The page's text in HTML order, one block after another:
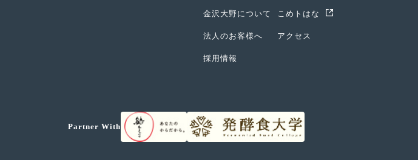
金沢大野について
法人のお客様へ
採用情報
こめトはな
アクセス
Partner With